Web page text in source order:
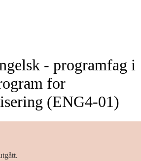
- programfag i
for
(ENG4-01)